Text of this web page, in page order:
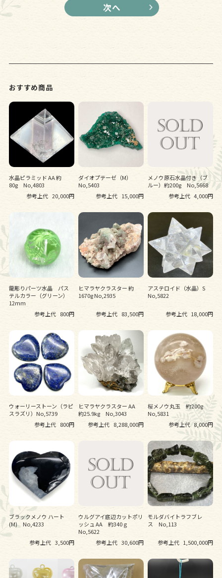
おすすめ商品
水晶ピラミッド AA 約
80g No,4803
参考上代 20,000円
ダイオプテーゼ（M）
No,5403
参考上代 15,000円
メノウ原石水晶付き（ブ
ルー）約200g No,5668
参考上代 4,000円
龍彫りパーツ水晶 パス
テルカラー（グリーン）
12ｍｍ
参考上代 800円
ヒマラヤクラスター 約
1670g No,2935
参考上代 83,500円
アステロイド（水晶）S
No,5822
参考上代 18,000円
ウォーリーストーン（ラピ
スラズリ）No,5739
参考上代 800円
ヒマラヤクラスター AA
約25.9kg No,3043
参考上代 8,288,000円
桜メノウ丸玉 約200g
No,5831
参考上代 8,000円
ブラックメノウ ハート
(M) No,4233
参考上代 3,500円
ウルグアイ底辺カットポリ
ッシュ AA 約340ｇ
No,5622
参考上代 30,600円
モルダバイトラフブレ
ス No,113
参考上代 1,500,000円